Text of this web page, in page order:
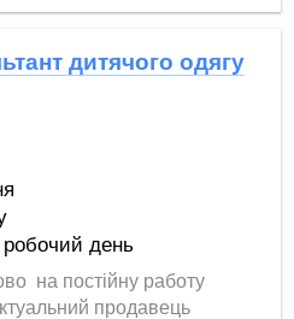
дитячого одягу
день
на постійну работу
продавець